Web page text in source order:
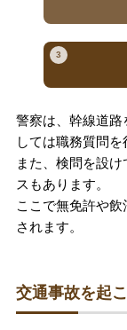
3
警察は、幹線道
しては職務質問を
また、検問を設
スもあります。
ここで無免許や
されます。
交通事故を起